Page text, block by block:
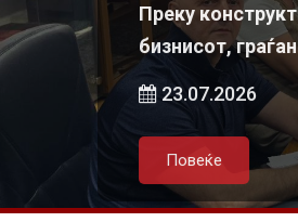
активно партнерство меѓу државата, локалната самоуправа и приватниот сектор
05.08.2026
Повеќе
Преку
бизнисот,
23.07.2026
Повеќе